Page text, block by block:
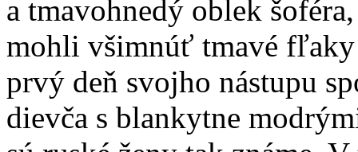
a tmavohnedý oblek
mohli všimnúť tmavé
prvý deň svojho nástupu
dievča s blankytne